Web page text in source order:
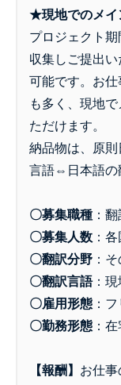
★現地でのメイ
プロジェクト
収集しご提出
可能です。お
も多く、現地
ただけます。
納品物は、原
言語⇔日本語の
〇募集職種 ： 翻
〇募集人数 ： 各
〇翻訳分野 ： そ
〇翻訳言語： 現
〇雇用形態 ： フ
〇勤務形態 ： 在
【報酬】 お仕